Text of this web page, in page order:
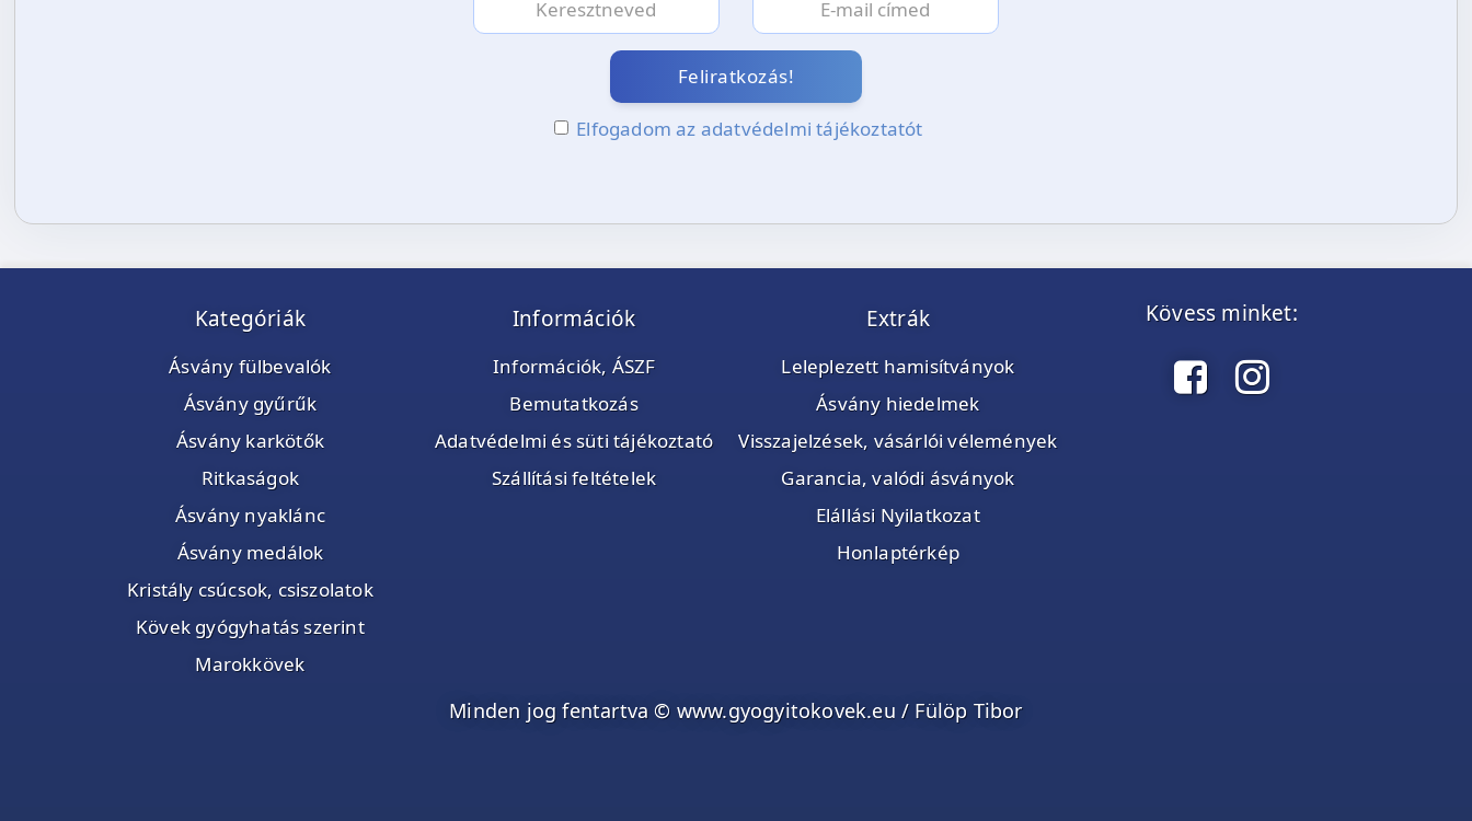
Feliratkozás!
Elfogadom az adatvédelmi tájékoztatót
Kategóriák
Ásvány fülbevalók
Ásvány gyűrűk
Ásvány karkötők
Ritkaságok
Ásvány nyaklánc
Ásvány medálok
Kristály csúcsok, csiszolatok
Kövek gyógyhatás szerint
Marokkövek
Információk
Információk, ÁSZF
Bemutatkozás
Adatvédelmi és süti tájékoztató
Szállítási feltételek
Extrák
Leleplezett hamisítványok
Ásvány hiedelmek
Visszajelzések, vásárlói vélemények
Garancia, valódi ásványok
Elállási Nyilatkozat
Honlaptérkép
Kövess minket:
Minden jog fentartva © www.gyogyitokovek.eu / Fülöp Tibor